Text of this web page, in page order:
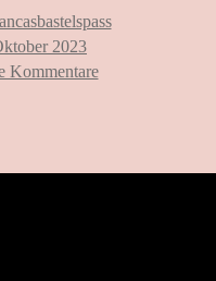
2023
Kommentarezu
Kreativset